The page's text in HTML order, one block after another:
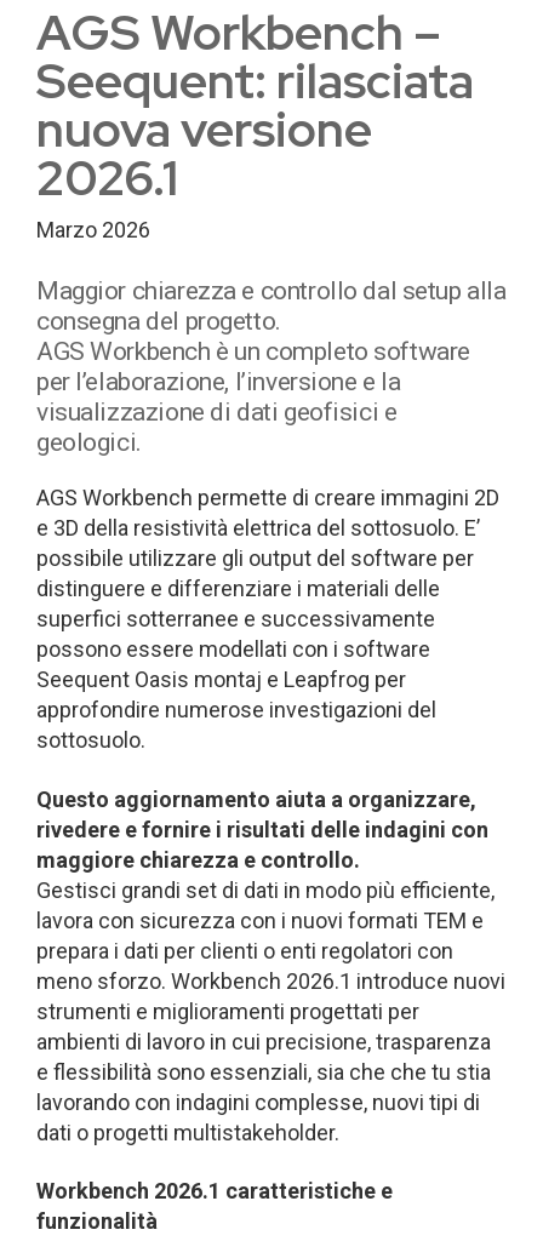
AGS Workbench –
Seequent: rilasciata
nuova versione
2026.1
Marzo 2026
Maggior chiarezza e controllo dal setup alla
consegna del progetto.
AGS Workbench è un completo software
per l’elaborazione, l’inversione e la
visualizzazione di dati geofisici e
geologici.
AGS Workbench permette di creare immagini 2D
e 3D della resistività elettrica del sottosuolo. E’
possibile utilizzare gli output del software per
distinguere e differenziare i materiali delle
superfici sotterranee e successivamente
possono essere modellati con i software
Seequent Oasis montaj e Leapfrog per
approfondire numerose investigazioni del
sottosuolo.
Questo aggiornamento aiuta a organizzare,
rivedere e fornire i risultati delle indagini con
maggiore chiarezza e controllo.
Gestisci grandi set di dati in modo più efficiente,
lavora con sicurezza con i nuovi formati TEM e
prepara i dati per clienti o enti regolatori con
meno sforzo. Workbench 2026.1 introduce nuovi
strumenti e miglioramenti progettati per
ambienti di lavoro in cui precisione, trasparenza
e flessibilità sono essenziali, sia che che tu stia
lavorando con indagini complesse, nuovi tipi di
dati o progetti multistakeholder.
Workbench 2026.1 caratteristiche e
funzionalità